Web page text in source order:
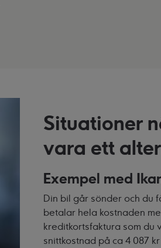
Situationer
vara ett
Exempel med
Din bil går sönder och du
betalar hela kostnaden
kreditkortsfaktura som du
snittkostnad på ca 4 087